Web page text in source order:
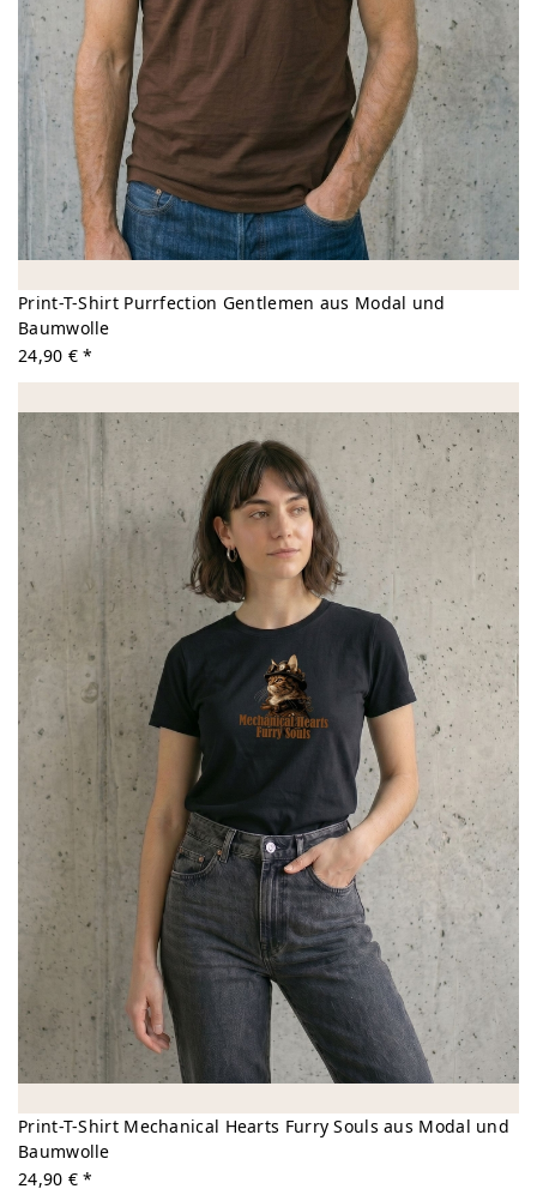
Print-T-Shirt Purrfection Gentlemen aus Modal und
Baumwolle
24,90 € *
Print-T-Shirt Mechanical Hearts Furry Souls aus Modal und
Baumwolle
24,90 € *